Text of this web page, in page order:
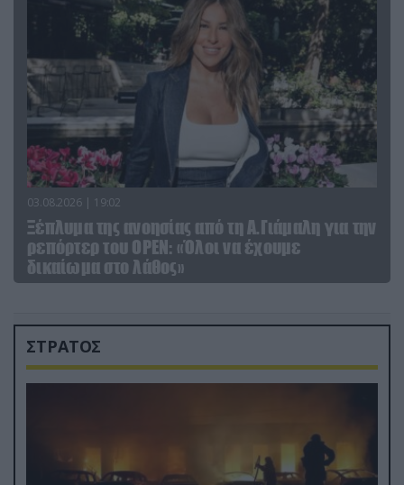
03.08.2026 | 19:02
Ξέπλυμα της ανοησίας από τη Α.Γιάμαλη για την
ρεπόρτερ του ΟΡΕΝ: «Όλοι να έχουμε
δικαίωμα στο λάθος»
ΣΤΡΑΤΟΣ